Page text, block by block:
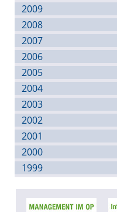
2009
2008
2007
2006
2005
2004
2003
2002
2001
2000
1999